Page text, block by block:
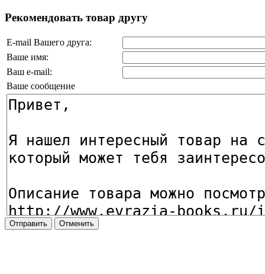
Рекомендовать товар другу
E-mail Вашего друга:
Ваше имя:
Ваш e-mail:
Ваше сообщение